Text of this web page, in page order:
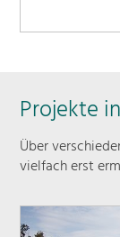
Projekte
Über
vielfach erst